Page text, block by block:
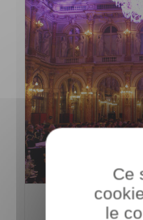
Ce
le